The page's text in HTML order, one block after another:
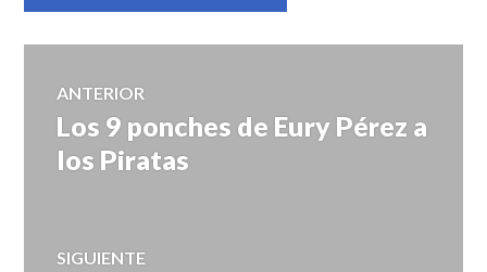
Navegación
de
ANTERIOR
Entrada
anterior:
Los 9 ponches de Eury Pérez a
los Piratas
SIGUIENTE